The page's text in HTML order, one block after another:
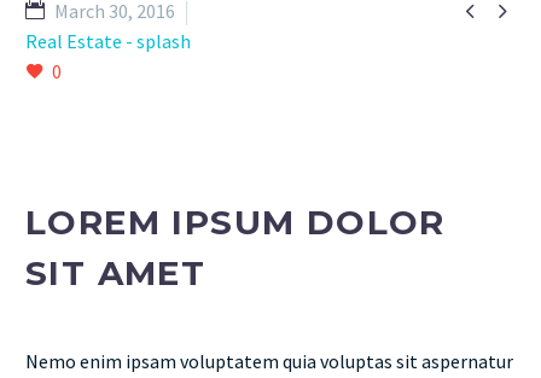
 
March 30, 2016
Real Estate - splash
0
LOREM IPSUM DOLOR
SIT AMET
Nemo enim ipsam voluptatem quia voluptas sit aspernatur